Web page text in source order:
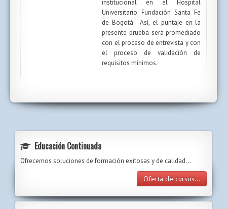
institucional en el Hospital
Universitario Fundación Santa Fe
de Bogotá. Así, el puntaje en la
presente prueba será promediado
con el proceso de entrevista y con
el proceso de validación de
requisitos mínimos.
Educación Continuada
Ofrecemos soluciones de formación exitosas y de calidad...
Oferta de cursos...